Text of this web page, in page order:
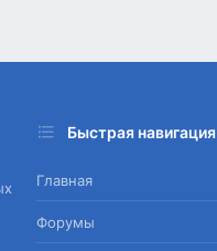
Быстрая навигация
Главная
Форумы